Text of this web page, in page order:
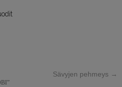
Sävyjen pehmeys →